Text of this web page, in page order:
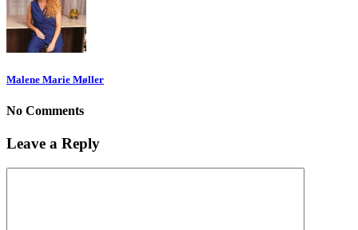
Malene Marie Møller
No Comments
Leave a Reply